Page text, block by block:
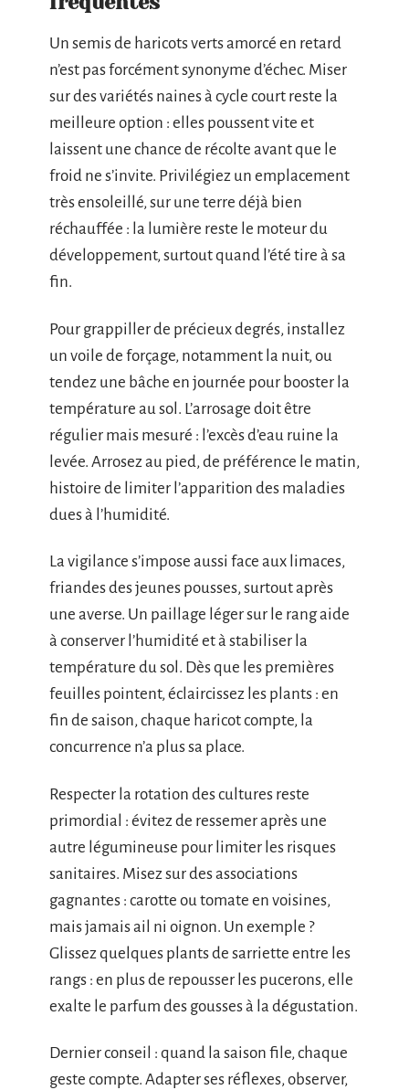
Un semis de haricots verts amorcé en retard
n’est pas forcément synonyme d’échec. Miser
sur des variétés naines à cycle court reste la
meilleure option : elles poussent vite et
laissent une chance de récolte avant que le
froid ne s’invite. Privilégiez un emplacement
très ensoleillé, sur une terre déjà bien
réchauffée : la lumière reste le moteur du
développement, surtout quand l’été tire à sa
fin.
Pour grappiller de précieux degrés, installez
un voile de forçage, notamment la nuit, ou
tendez une bâche en journée pour booster la
température au sol. L’arrosage doit être
régulier mais mesuré : l’excès d’eau ruine la
levée. Arrosez au pied, de préférence le matin,
histoire de limiter l’apparition des maladies
dues à l’humidité.
La vigilance s’impose aussi face aux limaces,
friandes des jeunes pousses, surtout après
une averse. Un paillage léger sur le rang aide
à conserver l’humidité et à stabiliser la
température du sol. Dès que les premières
feuilles pointent, éclaircissez les plants : en
fin de saison, chaque haricot compte, la
concurrence n’a plus sa place.
Respecter la rotation des cultures reste
primordial : évitez de ressemer après une
autre légumineuse pour limiter les risques
sanitaires. Misez sur des associations
gagnantes : carotte ou tomate en voisines,
mais jamais ail ni oignon. Un exemple ?
Glissez quelques plants de sarriette entre les
rangs : en plus de repousser les pucerons, elle
exalte le parfum des gousses à la dégustation.
Dernier conseil : quand la saison file, chaque
geste compte. Adapter ses réflexes, observer,